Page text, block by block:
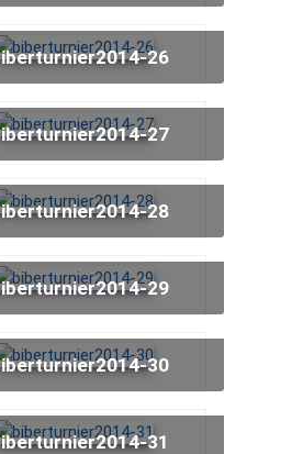
biberturnier2014-26
biberturnier2014-27
biberturnier2014-28
biberturnier2014-29
biberturnier2014-30
biberturnier2014-31